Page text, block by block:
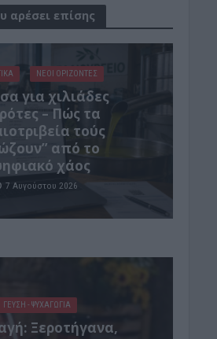
αρέσει επίσης
ΝΕΟΙ ΟΡΙΖΟΝΤΕΣ
για χιλιάδες
– Πώς τα
τούς
από το
χάος
7 Αυγούστου 2026
ΓΕΎΣΗ - ΨΥΧΑΓΩΓΊΑ
Ξεροτήγανα,